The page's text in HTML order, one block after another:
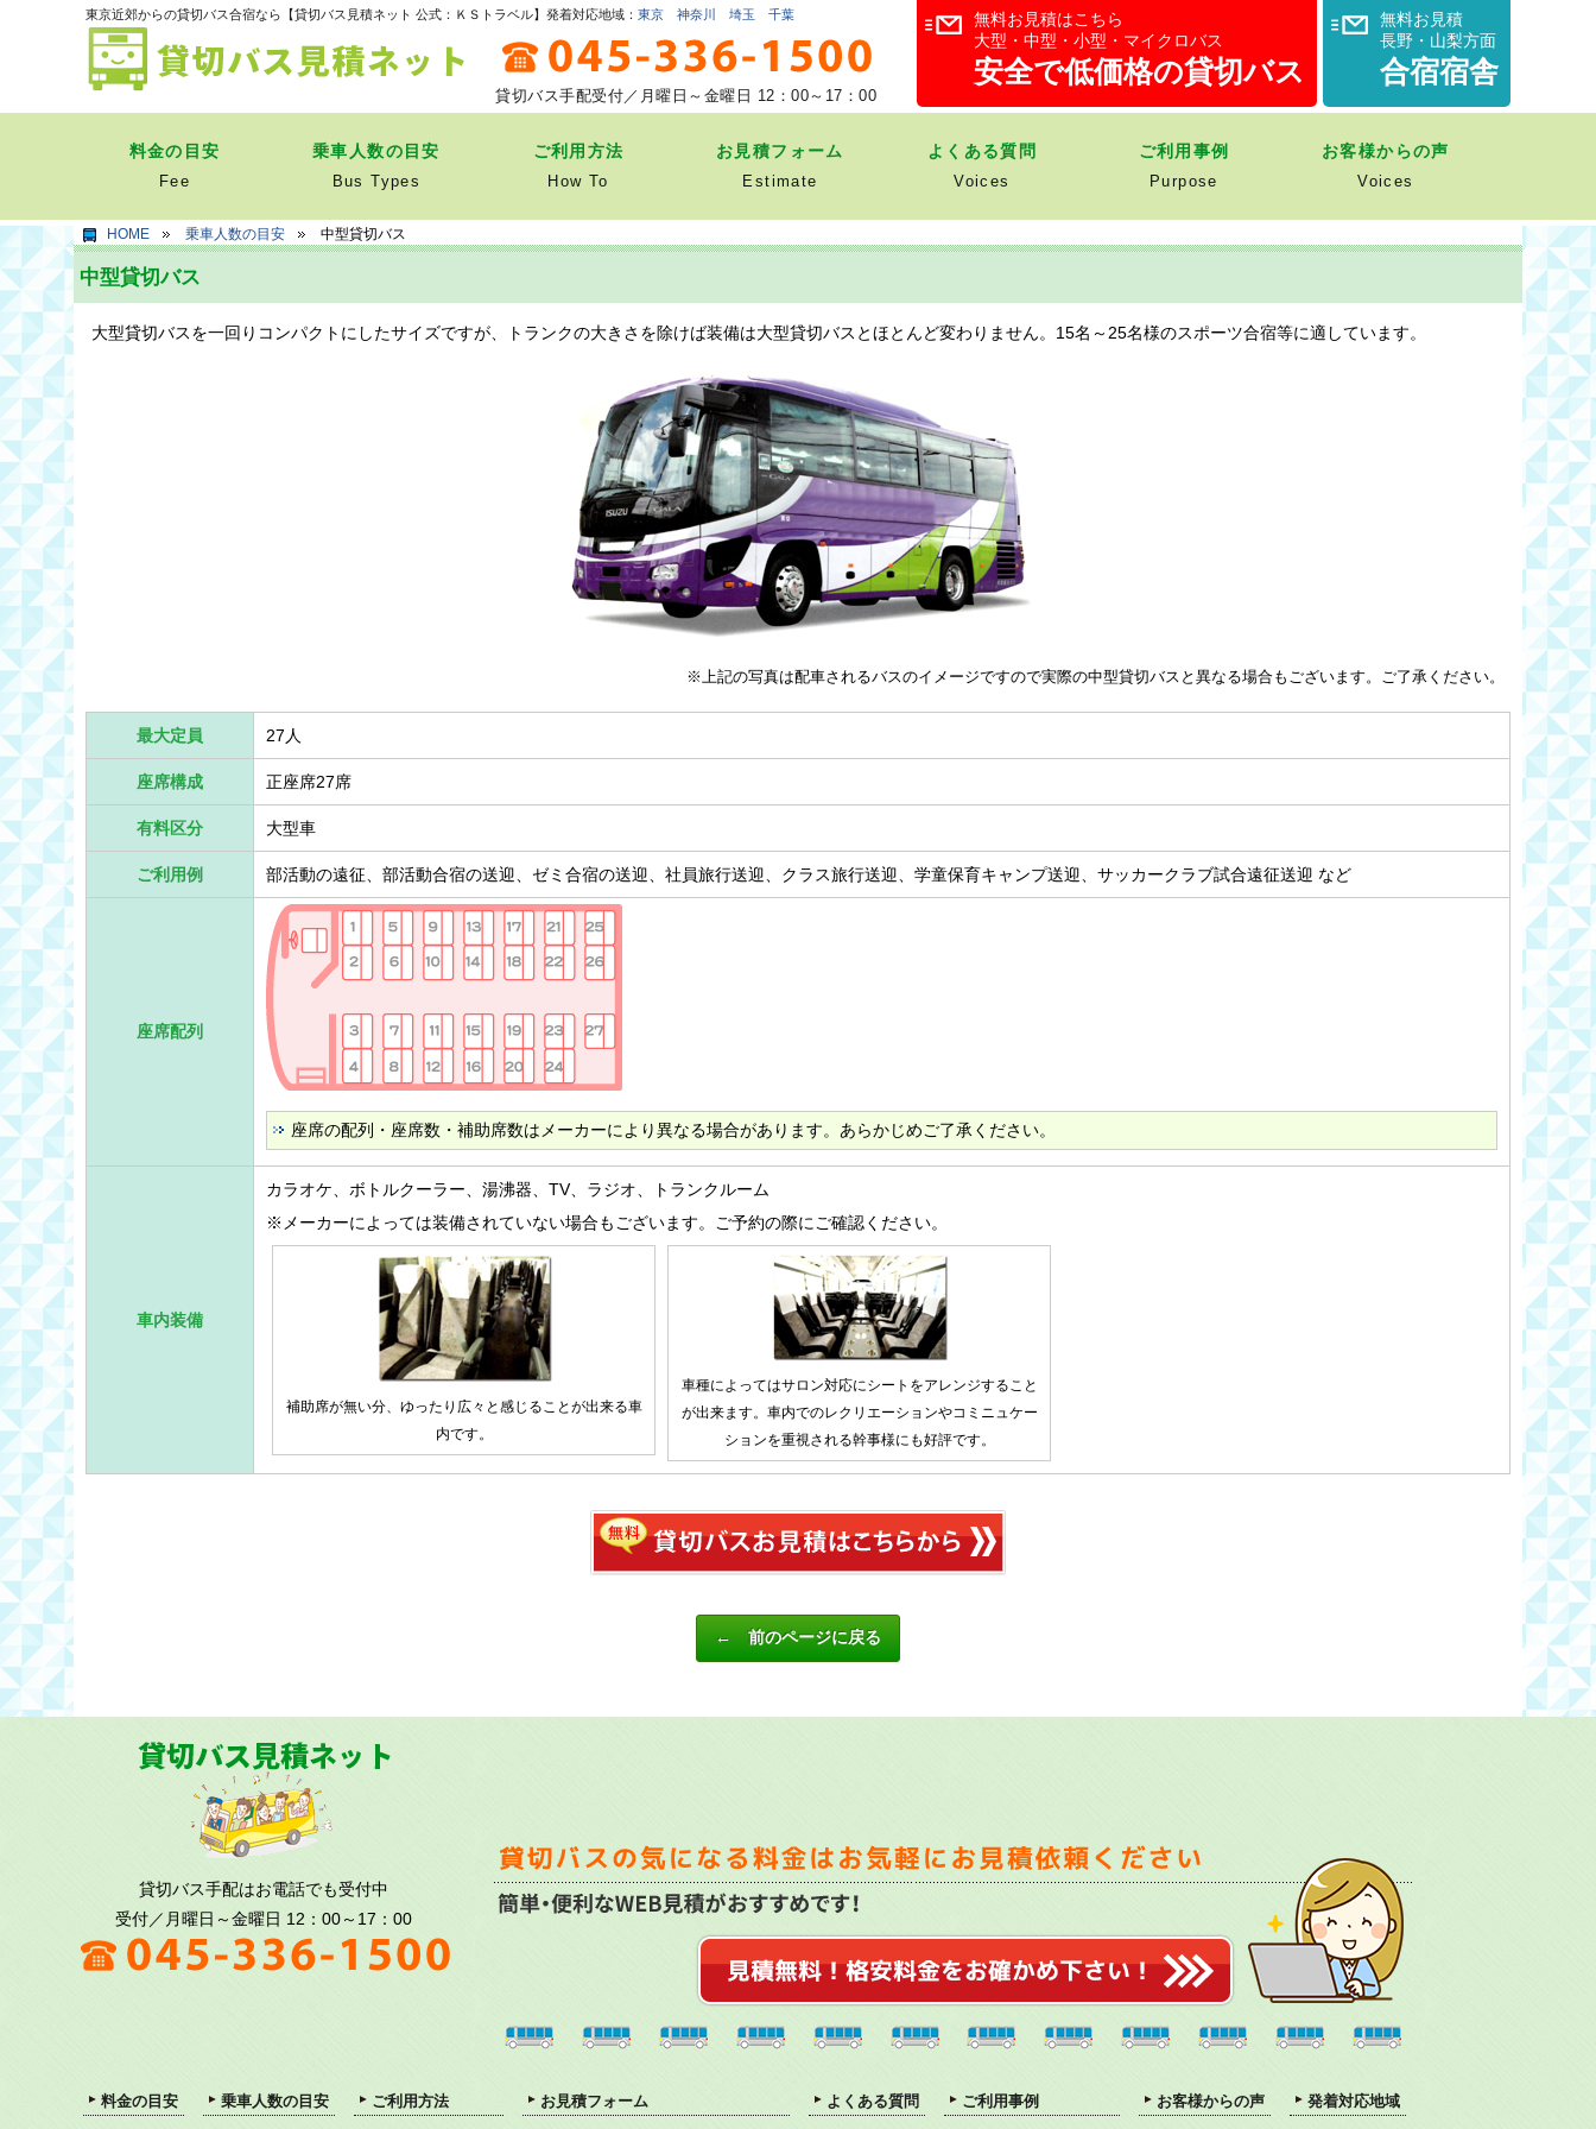
東京近郊からの貸切バス合宿なら【貸切バス⾒積ネット 公式：ＫＳトラベル】発着対応地域： 東京 神奈川 埼玉 千葉
貸切バス手配受付／月曜日～金曜日 12：00～17：00
無料お見積はこちら
大型・中型・小型・マイクロバス
安全で低価格の貸切バス
無料お見積
長野・山梨方面
合宿宿舎
料金の目安
Fee
乗車人数の目安
Bus Types
ご利用方法
How To
お見積フォーム
Estimate
よくある質問
Voices
ご利用事例
Purpose
お客様からの声
Voices
HOME 乗車人数の目安 中型貸切バス
中型貸切バス
大型貸切バスを一回りコンパクトにしたサイズですが、トランクの大きさを除けば装備は大型貸切バスとほとんど変わりません。15名～25名様のスポーツ合宿等に適しています。
※上記の写真は配車されるバスのイメージですので実際の中型貸切バスと異なる場合もございます。ご了承ください。
最大定員 27人
座席構成 正座席27席
有料区分 大型車
ご利用例 部活動の遠征、部活動合宿の送迎、ゼミ合宿の送迎、社員旅行送迎、クラス旅行送迎、学童保育キャンプ送迎、サッカークラブ試合遠征送迎 など
座席配列
座席の配列・座席数・補助席数はメーカーにより異なる場合があります。あらかじめご了承ください。
車内装備
カラオケ、ボトルクーラー、湯沸器、TV、ラジオ、トランクルーム
※メーカーによっては装備されていない場合もございます。ご予約の際にご確認ください。
補助席が無い分、ゆったり広々と感じることが出来る車
内です。
車種によってはサロン対応にシートをアレンジすること
が出来ます。車内でのレクリエーションやコミニュケー
ションを重視される幹事様にも好評です。
← 前のページに戻る
貸切バス手配はお電話でも受付中
受付／月曜日～金曜日 12：00～17：00
料金の目安 乗車人数の目安 ご利用方法 お見積フォーム よくある質問 ご利用事例 お客様からの声 発着対応地域